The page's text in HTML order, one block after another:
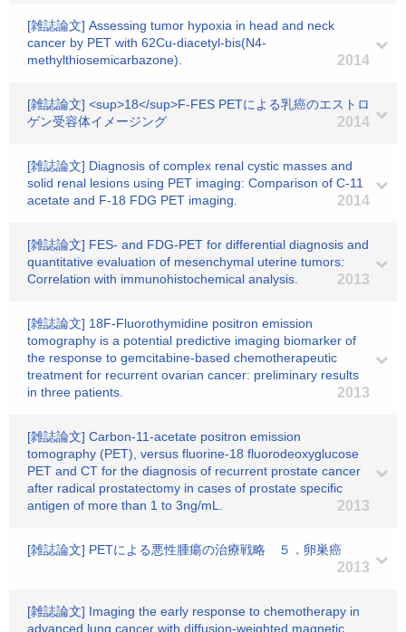
[雑誌論文] Assessing tumor hypoxia in head and neck
cancer by PET with 62Cu-diacetyl-bis(N4-
methylthiosemicarbazone).
2014
[雑誌論文] <sup>18</sup>F-FES PETによる乳癌のエストロ
ゲン受容体イメージング
2014
[雑誌論文] Diagnosis of complex renal cystic masses and
solid renal lesions using PET imaging: Comparison of C-11
acetate and F-18 FDG PET imaging.
2014
[雑誌論文] FES- and FDG-PET for differential diagnosis and
quantitative evaluation of mesenchymal uterine tumors:
Correlation with immunohistochemical analysis.
2013
[雑誌論文] 18F-Fluorothymidine positron emission
tomography is a potential predictive imaging biomarker of
the response to gemcitabine-based chemotherapeutic
treatment for recurrent ovarian cancer: preliminary results
in three patients.
2013
[雑誌論文] Carbon-11-acetate positron emission
tomography (PET), versus fluorine-18 fluorodeoxyglucose
PET and CT for the diagnosis of recurrent prostate cancer
after radical prostatectomy in cases of prostate specific
antigen of more than 1 to 3ng/mL.
2013
[雑誌論文] PETによる悪性腫瘍の治療戦略 ５．卵巣癌
2013
[雑誌論文] Imaging the early response to chemotherapy in
advanced lung cancer with diffusion-weighted magnetic